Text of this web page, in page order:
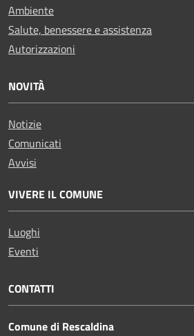
Ambiente
Salute, benessere e assistenza
Autorizzazioni
NOVITÀ
Notizie
Comunicati
Avvisi
VIVERE IL COMUNE
Luoghi
Eventi
CONTATTI
Comune di Rescaldina